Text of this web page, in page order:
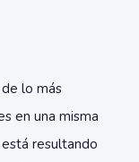
lo más
en una misma
resultando